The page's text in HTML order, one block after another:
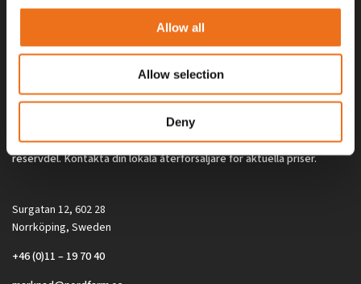
Allow all
Allow selection
Deny
Alla priser på tillbehör och tillval gäller vid köp av ny maskin. Priserna
gäller inte vid köp av enskild produkt, till exempel
reservdel. Kontakta din lokala återförsäljare för aktuella priser.
Surgatan 12, 602 28
Norrköping, Sweden
+46 (0)11 – 19 70 40